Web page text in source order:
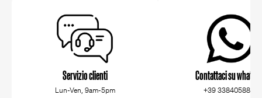
Servizio clienti
Lun-Ven, 9am-5pm
Contattaci su
+39 3384058829